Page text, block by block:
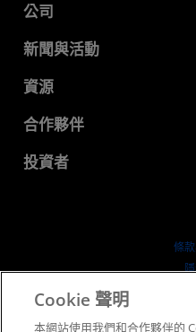
公司
關於 AMD
企業責任
招聘
聯絡我們
新聞與活動
新聞室
媒體庫
資源
開發者中心
案例研究
合作夥伴
AMD 合作夥伴中心
投資者
條
Cookie 聲明
本網站使用我們和合作夥伴的